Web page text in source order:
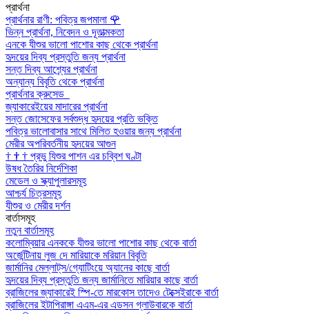
প্রার্থনা
প্রার্থনার রাণী: পবিত্র জপমালা 🌹
ভিন্ন প্রার্থনা, নিবেদন ও দূতাত্মকতা
এনকে যীশুর ভালো পাশোর কাছ থেকে প্রার্থনা
হৃদয়ের দিব্য প্রস্তুতি জন্য প্রার্থনা
সন্ত দিব্য আশ্র্যের প্রার্থনা
অন্যান্য বিবৃতি থেকে প্রার্থনা
প্রার্থনার ক্রুসেড
জ্যাকারেইয়ের মাদারের প্রার্থনা
সন্ত জোসেফের সর্বশুদ্ধ হৃদয়ের প্রতি ভক্তি
পবিত্র ভালোবাসার সাথে মিলিত হওয়ার জন্য প্রার্থনা
মেরীর অপরিবর্তনীয় হৃদয়ের আগুন
† † † প্রভু যিশুর পাশন এর চব্বিশ ঘণ্টা
উষধ তৈরির নির্দেশিকা
মেডেল ও স্ক্যাপুলারসমূহ
আশ্চর্য চিত্রসমূহ
যীশুর ও মেরীর দর্শন
বার্তাসমূহ
নতুন বার্তাসমূহ
কলোম্বিয়ার এনককে যীশুর ভালো পাশোর কাছ থেকে বার্তা
অর্জেন্টিনায় লুজ দে মারিয়াকে মরিয়ান বিবৃতি
জার্মানির মেল্লাট্‌স/গ্যোটিংয়ে অ্যানের কাছে বার্তা
হৃদয়ের দিব্য প্রস্তুতি জন্য জার্মানিতে মারিয়ার কাছে বার্তা
ব্রাজিলের জ্যাকারেই স্পি-তে মারকোস তাদেও টেক্সেইরাকে বার্তা
ব্রাজিলের ইটাপিরাঙ্গা এএম-এর এডসন গ্লাউবারকে বার্তা